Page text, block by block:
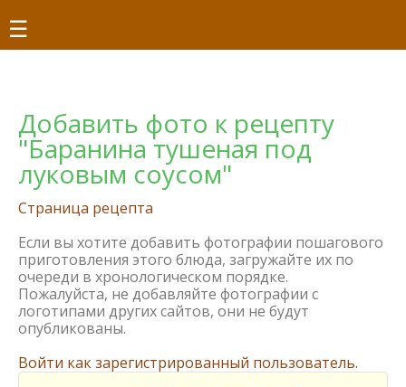
☰
Добавить фото к рецепту
"Баранина тушеная под
луковым соусом"
Страница рецепта
Если вы хотите добавить фотографии пошагового
приготовления этого блюда, загружайте их по
очереди в хронологическом порядке.
Пожалуйста, не добавляйте фотографии с
логотипами других сайтов, они не будут
опубликованы.
Войти как зарегистрированный пользователь.